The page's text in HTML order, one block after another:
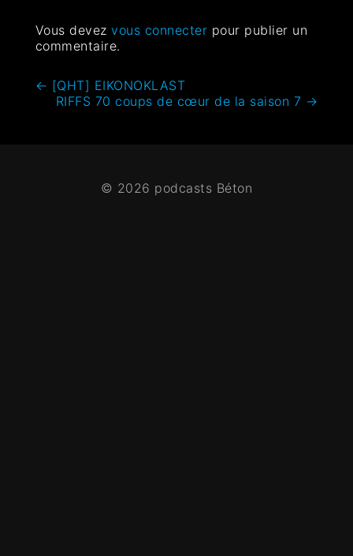
Vous devezvous connecter pour publier un
commentaire.
← [QHT] EIKONOKLAST
RIFFS 70 coups de cœur de la saison 7 →
© 2026 podcasts Béton